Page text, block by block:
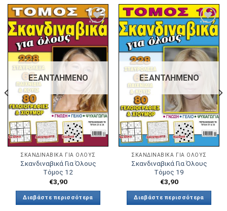
Πρόσθήκη
στην λίστα
επιθυμιών
ΕΞΑΝΤΛΗΜΈΝΟ
ΣΚΑΝΔΙΝΑΒΙΚΆ ΓΙΑ ΟΛΟΥΣ
Σκανδιναβικά Για Όλους
Τόμος 12
€3,90
Διαβάστε περισσότερα
Πρόσθήκη
στην λίστα
επιθυμιών
ΕΞΑΝΤΛΗΜΈΝΟ
ΣΚΑΝΔΙΝΑΒΙΚΆ ΓΙΑ ΟΛΟΥΣ
Σκανδιναβικά Για Όλους
Τόμος 19
€3,90
Διαβάστε περισσότερα